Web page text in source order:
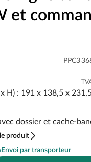
et
PPC3
H) : 191 x 138,5 x
dossier et cache-
produit
Envoi par transporteur